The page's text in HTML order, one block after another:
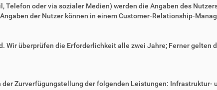
oder via sozialer Medien) werden die Angaben des
der Nutzer können in einem Customer-Relationship-
Wir überprüfen die Erforderlichkeit alle zwei Jahre; Ferner gelten
Zurverfügungstellung der folgenden Leistungen: